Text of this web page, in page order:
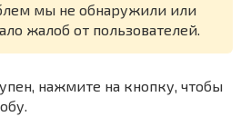
мы не обнаружили или
жалоб от пользователей.
нажмите на кнопку, чтобы